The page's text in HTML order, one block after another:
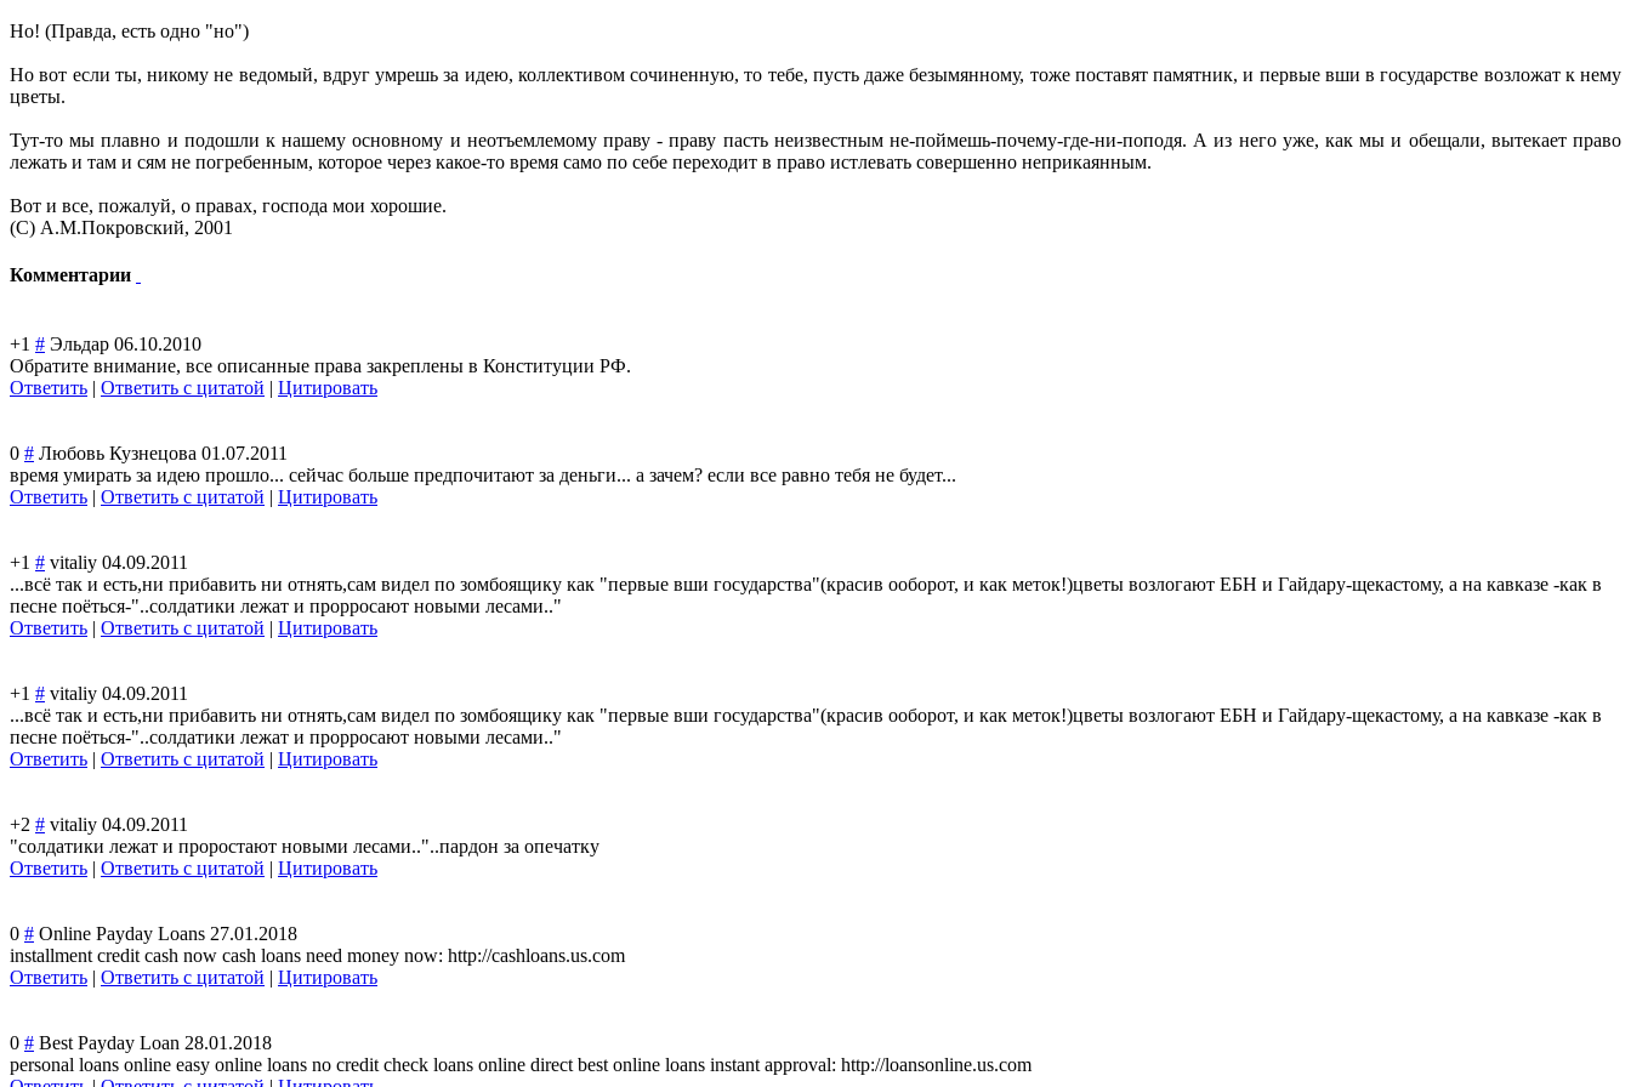
Но! (Правда, есть одно "но")
Но вот если ты, никому не ведомый, вдруг умрешь за идею, коллективом сочиненную, то тебе, пусть даже безымянному, тоже поставят памятник, и первые вши в государстве возложат к нему
цветы.
Тут-то мы плавно и подошли к нашему основному и неотъемлемому праву - праву пасть неизвестным не-поймешь-почему-где-ни-поподя. А из него уже, как мы и обещали, вытекает право
лежать и там и сям не погребенным, которое через какое-то время само по себе переходит в право истлевать совершенно неприкаянным.
Вот и все, пожалуй, о правах, господа мои хорошие.
(С) А.М.Покровский, 2001
Комментарии
+1 # Эльдар 06.10.2010
Обратите внимание, все описанные права закреплены в Конституции РФ.
Ответить | Ответить с цитатой | Цитировать
0 # Любовь Кузнецова 01.07.2011
время умирать за идею прошло... сейчас больше предпочитают за деньги... а зачем? если все равно тебя не будет...
Ответить | Ответить с цитатой | Цитировать
+1 # vitaliy 04.09.2011
...всё так и есть,ни прибавить ни отнять,сам видел по зомбоящику как "первые вши государства"(красив ооборот, и как меток!)цветы возлогают ЕБН и Гайдару-щекастому, а на кавказе -как в
песне поёться-"..солдатики лежат и прорросают новыми лесами.."
Ответить | Ответить с цитатой | Цитировать
+1 # vitaliy 04.09.2011
...всё так и есть,ни прибавить ни отнять,сам видел по зомбоящику как "первые вши государства"(красив ооборот, и как меток!)цветы возлогают ЕБН и Гайдару-щекастому, а на кавказе -как в
песне поёться-"..солдатики лежат и прорросают новыми лесами.."
Ответить | Ответить с цитатой | Цитировать
+2 # vitaliy 04.09.2011
"солдатики лежат и проростают новыми лесами.."..пардон за опечатку
Ответить | Ответить с цитатой | Цитировать
0 # Online Payday Loans 27.01.2018
installment credit cash now cash loans need money now: http://cashloans.us.com
Ответить | Ответить с цитатой | Цитировать
0 # Best Payday Loan 28.01.2018
personal loans online easy online loans no credit check loans online direct best online loans instant approval: http://loansonline.us.com